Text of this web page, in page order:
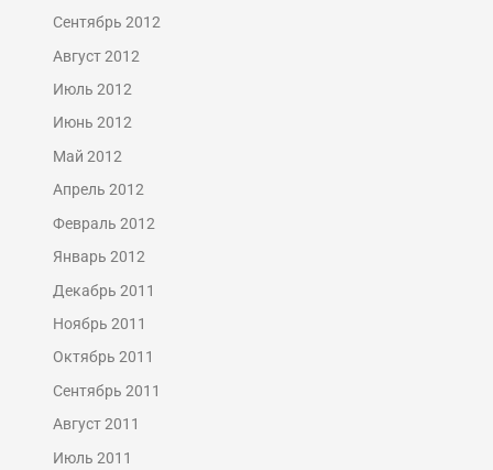
Сентябрь 2012
Август 2012
Июль 2012
Июнь 2012
Май 2012
Апрель 2012
Февраль 2012
Январь 2012
Декабрь 2011
Ноябрь 2011
Октябрь 2011
Сентябрь 2011
Август 2011
Июль 2011